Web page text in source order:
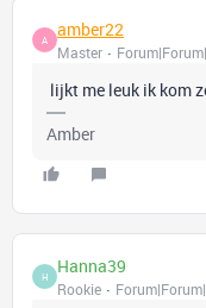
A amber22
Master
lijkt me leuk ik kom
Amber
H Hanna39
Rookie